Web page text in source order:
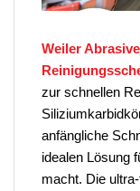
Weiler
zur schnellen
anfängliche
idealen Lösung
macht. Die